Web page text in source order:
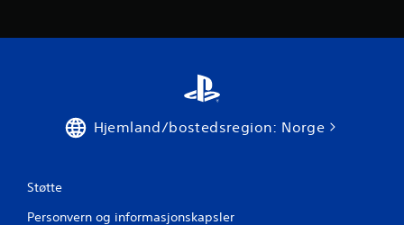
r
Hjemland/bostedsregion: Norge
Støtte
Personvern og informasjonskapsler